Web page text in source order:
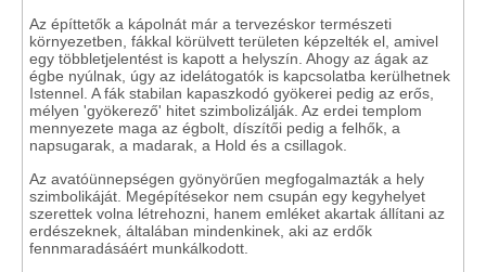
Az építtetők a kápolnát már a tervezéskor természeti
környezetben, fákkal körülvett területen képzelték el, amivel
egy többletjelentést is kapott a helyszín. Ahogy az ágak az
égbe nyúlnak, úgy az idelátogatók is kapcsolatba kerülhetnek
Istennel. A fák stabilan kapaszkodó gyökerei pedig az erős,
mélyen 'gyökerező' hitet szimbolizálják. Az erdei templom
mennyezete maga az égbolt, díszítői pedig a felhők, a
napsugarak, a madarak, a Hold és a csillagok.
Az avatóünnepségen gyönyörűen megfogalmazták a hely
szimbolikáját. Megépítésekor nem csupán egy kegyhelyet
szerettek volna létrehozni, hanem emléket akartak állítani az
erdészeknek, általában mindenkinek, aki az erdők
fennmaradásáért munkálkodott.